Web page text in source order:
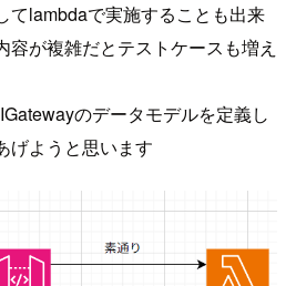
てlambdaで実施することも出来
容が複雑だとテストケースも増え
のデータモデルを定義し
げようと思います